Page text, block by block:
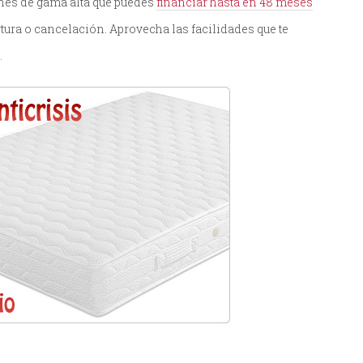
o cancelación. Aprovecha las facilidades que te